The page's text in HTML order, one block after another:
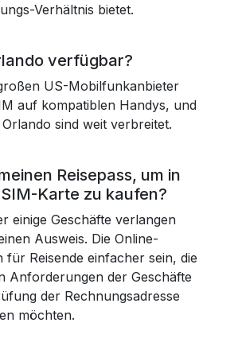
Verhältnis bietet.
verfügbar?
US-Mobilfunkanbieter
auf kompatiblen Handys, und
sind weit verbreitet.
Reisepass, um in
Karte zu kaufen?
einige Geschäfte verlangen
Ausweis. Die Online-
für Reisende einfacher sein, die
Anforderungen der Geschäfte
der Rechnungsadresse
möchten.